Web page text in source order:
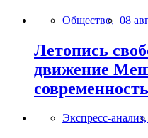
Общество, 08
Летопись
движение
современность
Экспресс-анализ,